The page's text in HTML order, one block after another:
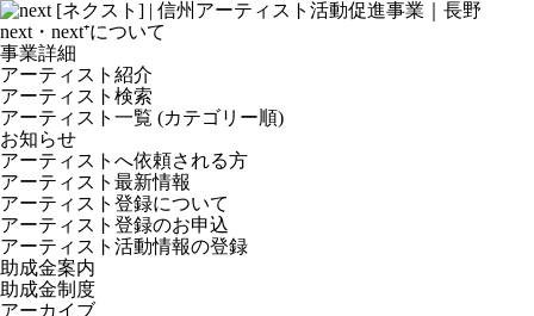
next・next⁺について
事業詳細
アーティスト紹介
アーティスト検索
アーティスト一覧 (カテゴリー順)
お知らせ
アーティストへ依頼される方
アーティスト最新情報
アーティスト登録について
アーティスト登録のお申込
アーティスト活動情報の登録
助成金案内
助成金制度
アーカイブ